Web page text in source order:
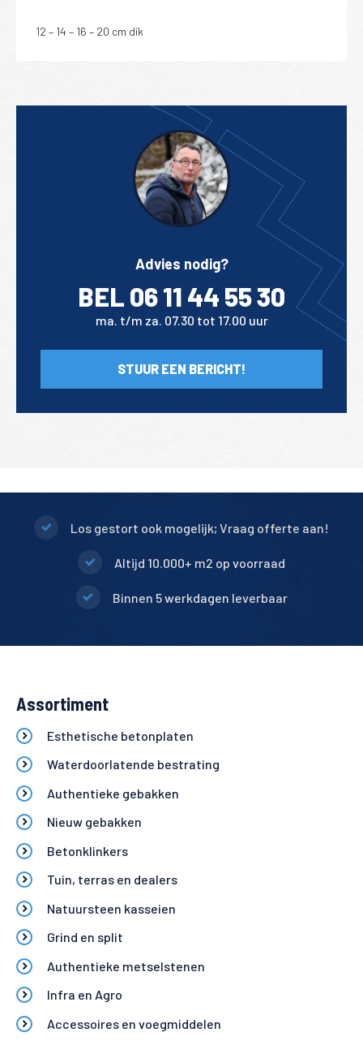
12 – 14 – 16 – 20 cm dik
Advies nodig?
BEL 06 11 44 55 30
ma. t/m za. 07.30 tot 17.00 uur
STUUR EEN BERICHT!
Los gestort ook mogelijk; Vraag offerte aan!
Altijd 10.000+ m2 op voorraad
Binnen 5 werkdagen leverbaar
Assortiment
Esthetische betonplaten
Waterdoorlatende bestrating
Authentieke gebakken
Nieuw gebakken
Betonklinkers
Tuin, terras en dealers
Natuursteen kasseien
Grind en split
Authentieke metselstenen
Infra en Agro
Accessoires en voegmiddelen